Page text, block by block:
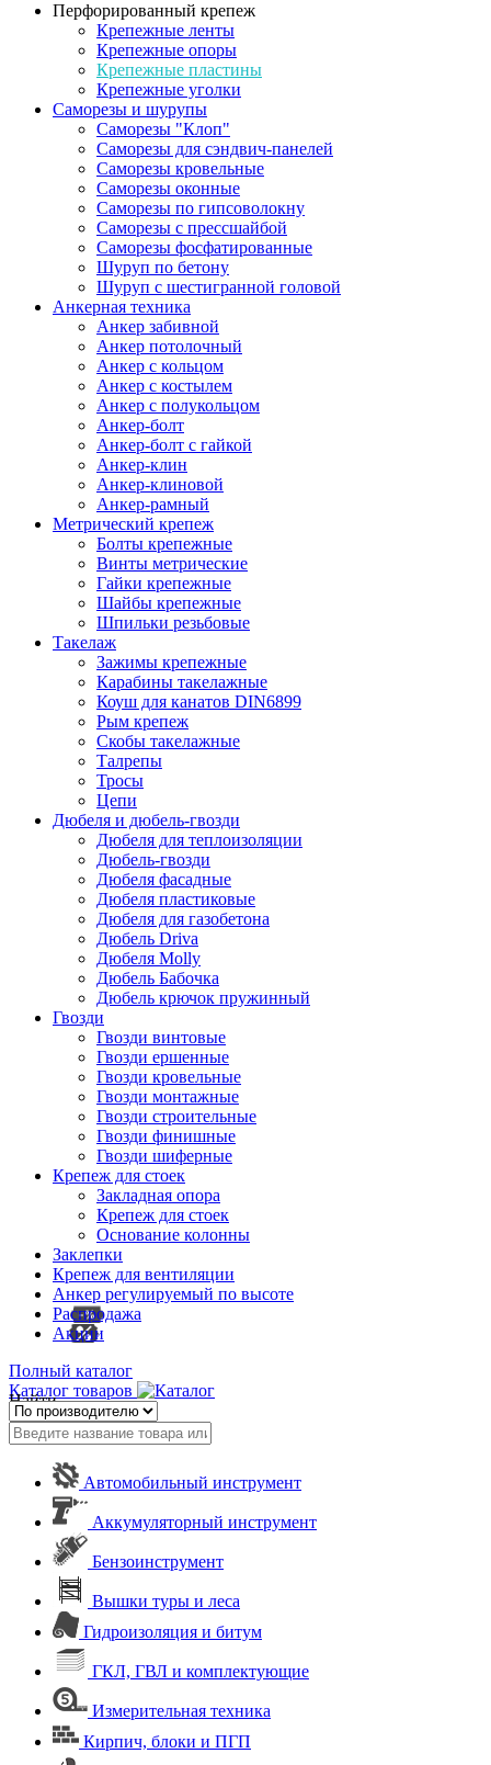
Перфорированный крепеж
Крепежные ленты
Крепежные опоры
Крепежные пластины
Крепежные уголки
Саморезы и шурупы
Саморезы "Клоп"
Саморезы для сэндвич-панелей
Саморезы кровельные
Саморезы оконные
Саморезы по гипсоволокну
Саморезы с прессшайбой
Саморезы фосфатированные
Шуруп по бетону
Шуруп с шестигранной головой
Анкерная техника
Анкер забивной
Анкер потолочный
Анкер с кольцом
Анкер с костылем
Анкер с полукольцом
Анкер-болт
Анкер-болт с гайкой
Анкер-клин
Анкер-клиновой
Анкер-рамный
Метрический крепеж
Болты крепежные
Винты метрические
Гайки крепежные
Шайбы крепежные
Шпильки резьбовые
Такелаж
Зажимы крепежные
Карабины такелажные
Коуш для канатов DIN6899
Рым крепеж
Скобы такелажные
Талрепы
Тросы
Цепи
Дюбеля и дюбель-гвозди
Дюбеля для теплоизоляции
Дюбель-гвозди
Дюбеля фасадные
Дюбеля пластиковые
Дюбеля для газобетона
Дюбель Driva
Дюбеля Molly
Дюбель Бабочка
Дюбель крючок пружинный
Гвозди
Гвозди винтовые
Гвозди ершенные
Гвозди кровельные
Гвозди монтажные
Гвозди строительные
Гвозди финишные
Гвозди шиферные
Крепеж для стоек
Закладная опора
Крепеж для стоек
Основание колонны
Заклепки
Крепеж для вентиляции
Анкер регулируемый по высоте
Распродажа
Акции
Полный каталог
Каталог товаров
Найти
Автомобильный инструмент
Аккумуляторный инструмент
Бензоинструмент
Вышки туры и леса
Гидроизоляция и битум
ГКЛ, ГВЛ и комплектующие
Измерительная техника
Кирпич, блоки и ПГП